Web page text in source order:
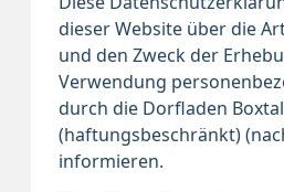
dieser Website über die
und den Zweck der
Verwendung
durch die Dorfladen
(haftungsbeschränkt)
informieren.